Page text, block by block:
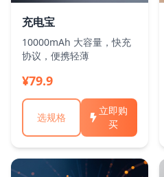
充电宝
10000mAh 大容量，快充
协议，便携轻薄
¥79.9
选规格
立即购
买